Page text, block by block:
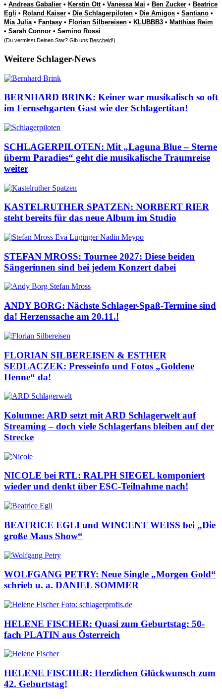
• Andreas Gabalier • Kerstin Ott• Vanessa Mai • Ben Zucker • Beatrice
Egli • Roland Kaiser • Die Schlagerpiloten • Die Amigos • Santiano •
Mia Julia• Fantasy • Florian Silbereisen • KLUBBB3 • Matthias Reim
• Sarah Connor • Semino Rossi
(Du vermisst Deinen Star? Gib uns Bescheid!)
Weitere Schlager-News
BERNHARD BRINK: Keiner war musikalisch so oft
im Fernsehgarten Gast wie der Schlagertitan!
SCHLAGERPILOTEN: Mit „Laguna Blue – Sterne
überm Paradies“ geht die musikalische Traumreise
weiter
KASTELRUTHER SPATZEN: NORBERT RIER
steht bereits für das neue Album im Studio
STEFAN MROSS: Tournee 2027: Diese beiden
Sängerinnen sind bei jedem Konzert dabei
ANDY BORG: Nächste Schlager-Spaß-Termine sind
da! Herzenssache am 20.11.!
FLORIAN SILBEREISEN & ESTHER
SEDLACZEK: Presseinfo und Fotos „Goldene
Henne“ da!
Kolumne: ARD setzt mit ARD Schlagerwelt auf
Streaming – doch viele Schlagerfans bleiben auf der
Strecke
NICOLE bei RTL: RALPH SIEGEL komponiert
wieder und denkt über ESC-Teilnahme nach!
BEATRICE EGLI und WINCENT WEISS bei „Die
große Maus Show“
WOLFGANG PETRY: Neue Single „Morgen Gold“
schrieb u. a. DANIEL SOMMER
HELENE FISCHER: Quasi zum Geburtstag: 50-
fach PLATIN aus Österreich
HELENE FISCHER: Herzlichen Glückwunsch zum
42. Geburtstag!